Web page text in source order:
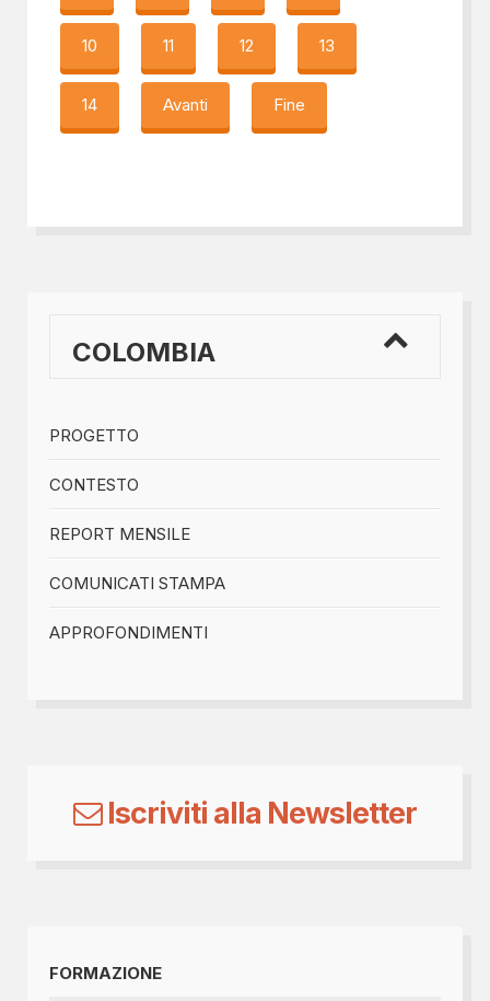
10 11 12 13
14 Avanti Fine
COLOMBIA
PROGETTO
CONTESTO
REPORT MENSILE
COMUNICATI STAMPA
APPROFONDIMENTI
Iscriviti alla Newsletter
FORMAZIONE